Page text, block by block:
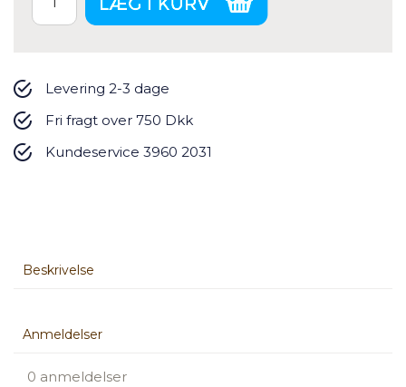
Levering 2-3 dage
Fri fragt over 750 Dkk
Kundeservice 3960 2031
Beskrivelse
Anmeldelser
0 anmeldelser